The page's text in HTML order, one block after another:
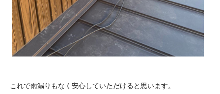
これで雨漏りもなく安心していただけると思います。